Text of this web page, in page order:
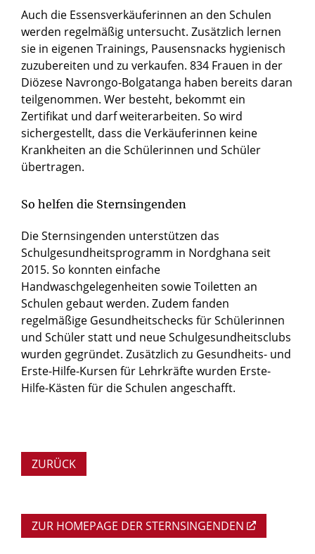
Auch die Essensverkäuferinnen an den Schulen
werden regelmäßig untersucht. Zusätzlich lernen
sie in eigenen Trainings, Pausensnacks hygienisch
zuzubereiten und zu verkaufen. 834 Frauen in der
Diözese Navrongo-Bolgatanga haben bereits daran
teilgenommen. Wer besteht, bekommt ein
Zertifikat und darf weiterarbeiten. So wird
sichergestellt, dass die Verkäuferinnen keine
Krankheiten an die Schülerinnen und Schüler
übertragen.
So helfen die Sternsingenden
Die Sternsingenden unterstützen das
Schulgesundheitsprogramm in Nordghana seit
2015. So konnten einfache
Handwaschgelegenheiten sowie Toiletten an
Schulen gebaut werden. Zudem fanden
regelmäßige Gesundheitschecks für Schülerinnen
und Schüler statt und neue Schulgesundheitsclubs
wurden gegründet. Zusätzlich zu Gesundheits- und
Erste-Hilfe-Kursen für Lehrkräfte wurden Erste-
Hilfe-Kästen für die Schulen angeschafft.
ZURÜCK
ZUR HOMEPAGE DER STERNSINGENDEN